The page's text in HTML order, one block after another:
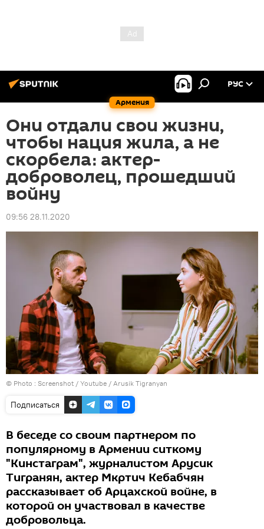
Армения
РУС
Они отдали свои жизни,
чтобы нация жила, а не
скорбела։ актер-
доброволец, прошедший
войну
09:56 28.11.2020
© Photo : Screenshot / Youtube / Arusik Tigranyan
Подписаться
В беседе со своим партнером по
популярному в Армении ситкому
"Кинстаграм", журналистом Арусик
Тигранян, актер Мкртич Кебабчян
рассказывает об Арцахской войне, в
которой он участвовал в качестве
добровольца.